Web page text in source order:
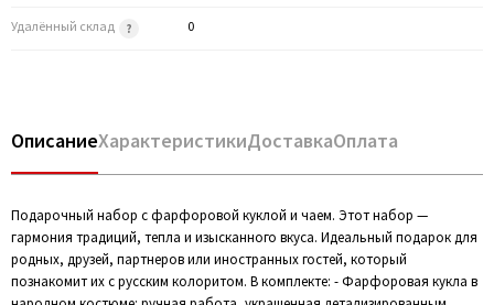
Удалённый склад 0
ОписаниеХарактеристикиДоставкаОплата
Подарочный набор с фарфоровой куклой и чаем. Этот набор —
гармония традиций, тепла и изысканного вкуса. Идеальный подарок для
родных, друзей, партнеров или иностранных гостей, который
познакомит их с русским колоритом. В комплекте: - Фарфоровая кукла в